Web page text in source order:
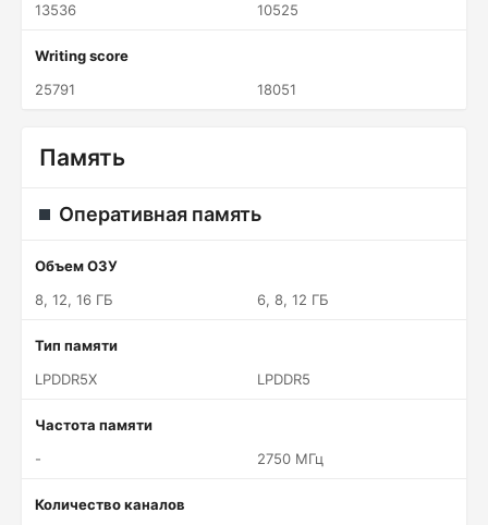
13536
10525
Writing score
25791
18051
Память
Оперативная память
Объем ОЗУ
8, 12, 16 ГБ
6, 8, 12 ГБ
Тип памяти
LPDDR5X
LPDDR5
Частота памяти
-
2750 МГц
Количество каналов